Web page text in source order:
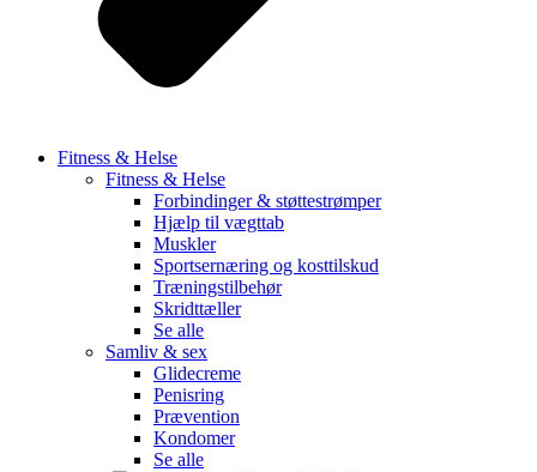
Fitness & Helse
Fitness & Helse
Forbindinger & støttestrømper
Hjælp til vægttab
Muskler
Sportsernæring og kosttilskud
Træningstilbehør
Skridttæller
Se alle
Samliv & sex
Glidecreme
Penisring
Prævention
Kondomer
Se alle